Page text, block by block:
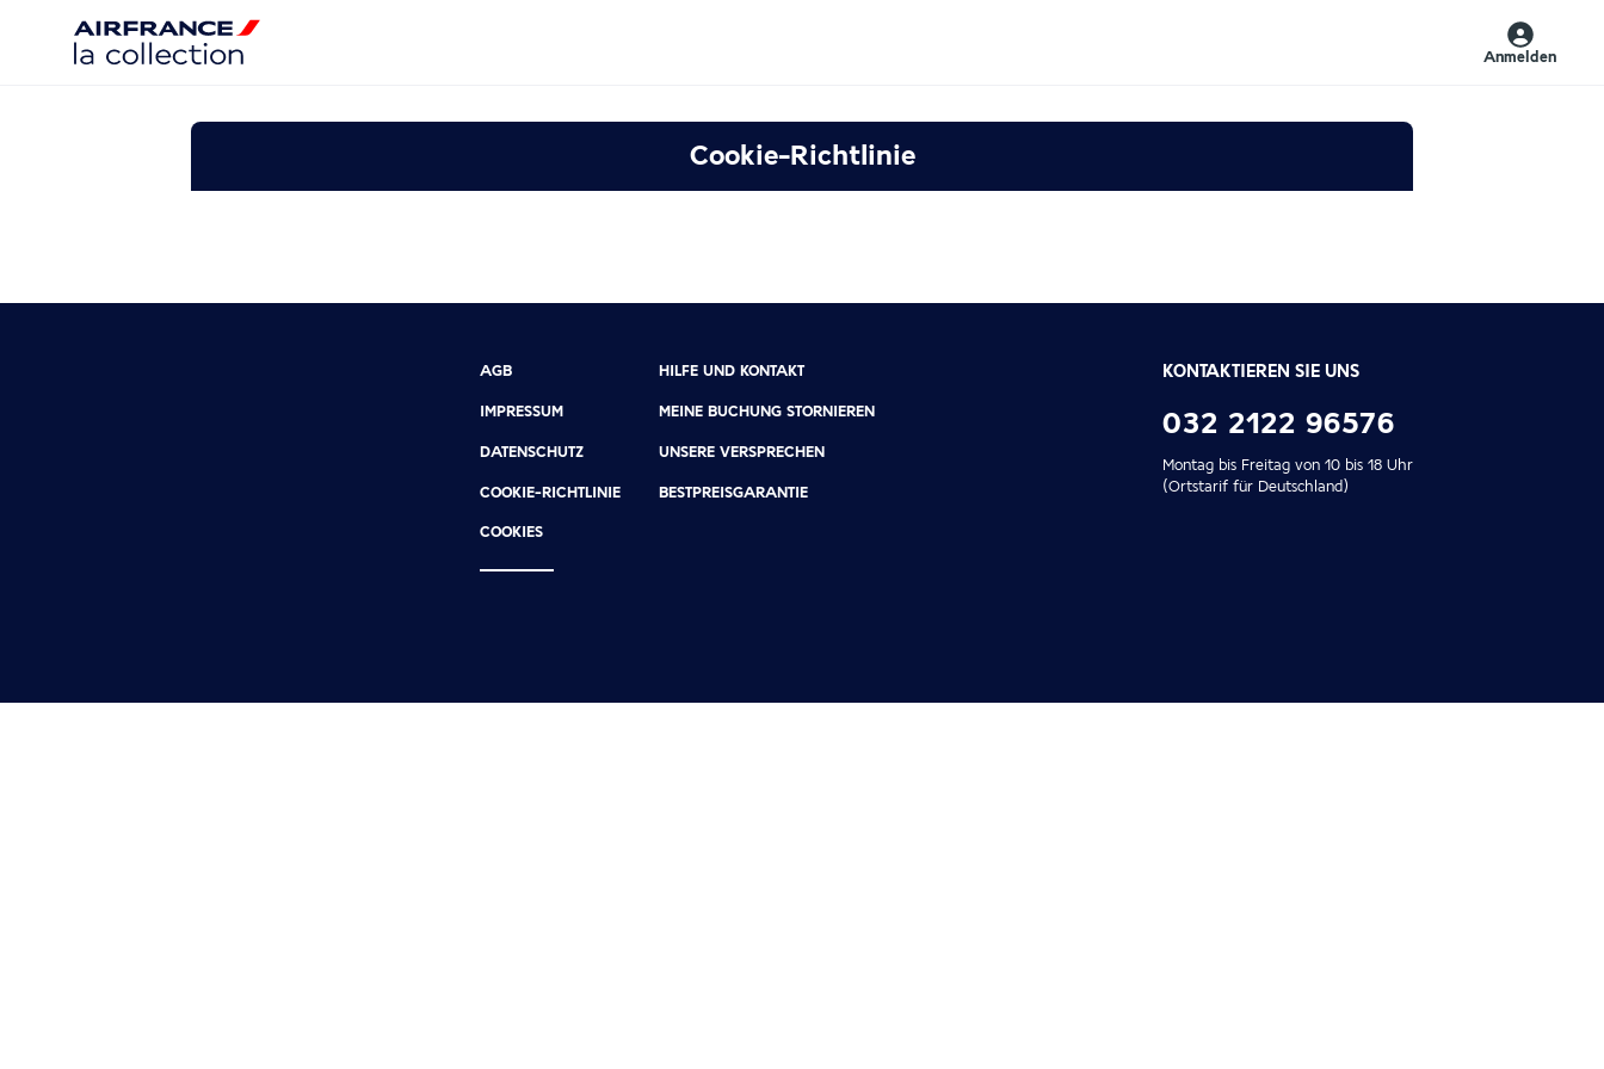
Anmelden
Cookie-Richtlinie
KONTAKTIEREN SIE UNS
032 2122 96576
Montag bis Freitag von 10 bis 18 Uhr
(Ortstarif für Deutschland)
AGB
IMPRESSUM
DATENSCHUTZ
COOKIE-RICHTLINIE
COOKIES
HILFE UND KONTAKT
MEINE BUCHUNG STORNIEREN
UNSERE VERSPRECHEN
BESTPREISGARANTIE